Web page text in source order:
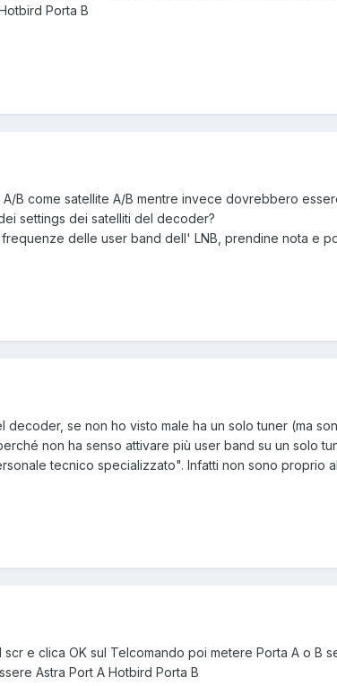
Porta B
B come satellite A/B mentre invece dovrebbero
settings dei satelliti del decoder?
delle user band dell' LNB, prendine nota e
decoder, se non ho visto male ha un solo tuner (ma
non ha senso attivare più user band su un solo
tecnico specializzato". Infatti non sono proprio
e clica OK sul Telcomando poi metere Porta A o B
Astra Port A Hotbird Porta B